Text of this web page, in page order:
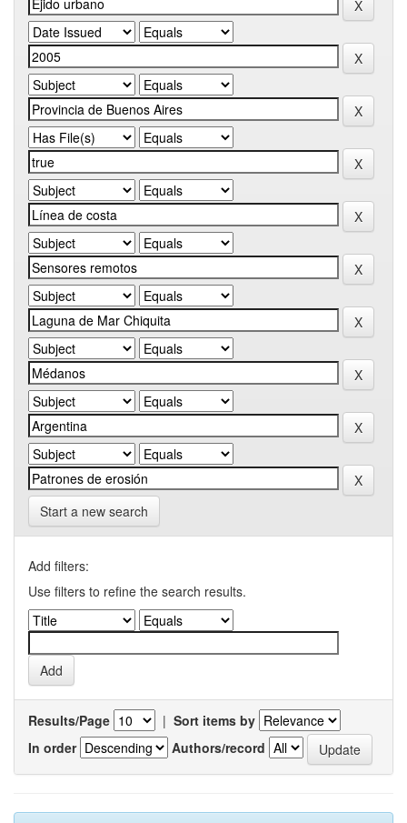
Start a new search
Add filters:
Use filters to refine the search results.
Results/Page | Sort items by
In order
Authors/record